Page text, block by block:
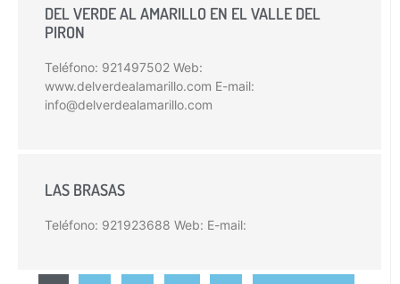
DEL VERDE AL AMARILLO EN EL VALLE DEL
PIRON
Teléfono: 921497502 Web:
www.delverdealamarillo.com E-mail:
info@delverdealamarillo.com
LAS BRASAS
Teléfono: 921923688 Web: E-mail: